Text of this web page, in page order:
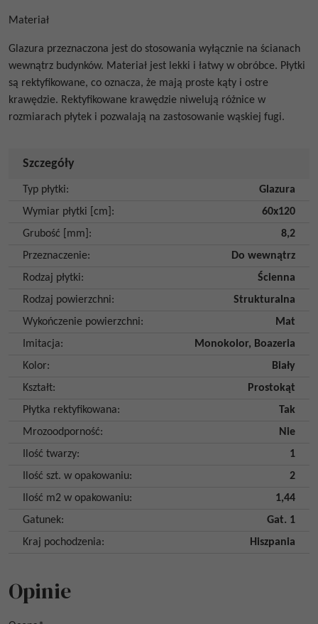
Materiał
Glazura przeznaczona jest do stosowania wyłącznie na ścianach
wewnątrz budynków. Materiał jest lekki i łatwy w obróbce. Płytki
są rektyfikowane, co oznacza, że mają proste kąty i ostre
krawędzie. Rektyfikowane krawędzie niwelują różnice w
rozmiarach płytek i pozwalają na zastosowanie wąskiej fugi.
Szczegóły
Typ płytki:
Glazura
Wymiar płytki [cm] :
60x120
Grubość [mm] :
8,2
Przeznaczenie:
Do wewnątrz
Rodzaj płytki:
Ścienna
Rodzaj powierzchni:
Strukturalna
Wykończenie powierzchni:
Mat
Imitacja: Monokolor, Boazeria
Kolor:
Biały
Kształt:
Prostokąt
Płytka rektyfikowana:
Tak
Mrozoodporność:
Nie
Ilość twarzy:
1
Ilość szt. w opakowaniu:
2
Ilość m2 w opakowaniu:
1,44
Gatunek:
Gat. 1
Kraj pochodzenia: Hiszpania
Opinie